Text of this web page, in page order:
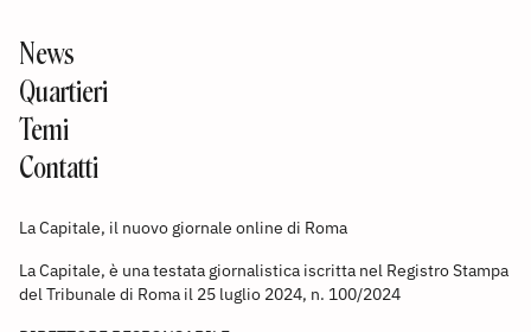
News
Quartieri
Temi
Contatti
La Capitale, il nuovo giornale online di Roma
La Capitale, è una testata giornalistica iscritta nel Registro Stampa
del Tribunale di Roma il 25 luglio 2024, n. 100/2024